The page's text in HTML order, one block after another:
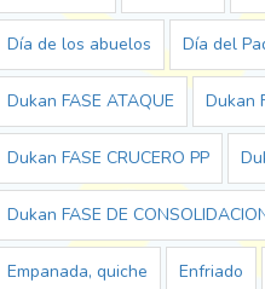
Día de los abuelos Día del
Dukan FASE ATAQUE Dukan
Dukan FASE CRUCERO PP
Dukan FASE DE
Empanada, quiche Enfriado